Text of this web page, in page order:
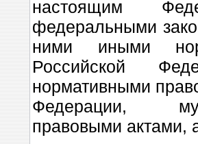
настоящим
федеральными
ними иными
Российской
нормативными
Федерации,
правовыми актами,